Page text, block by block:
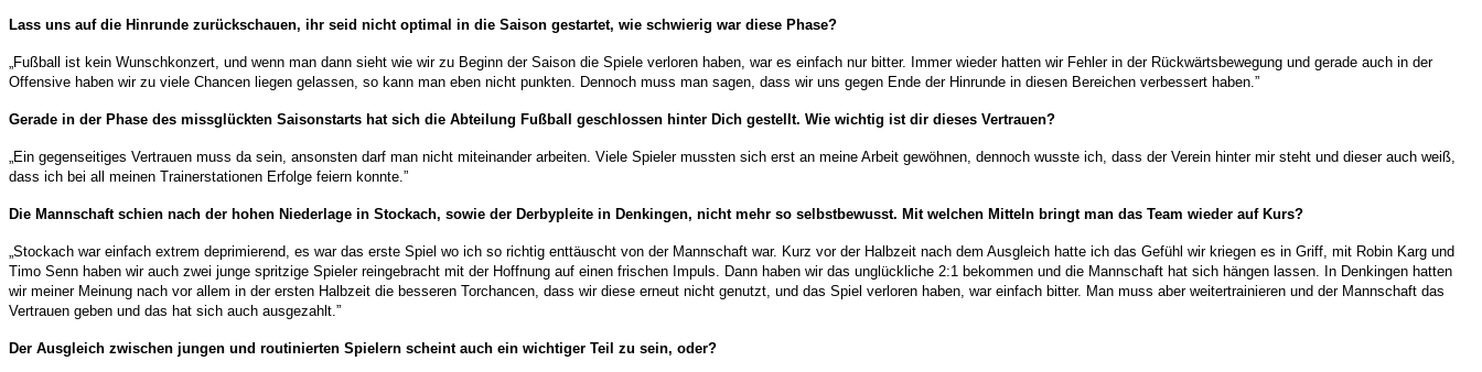
Lass uns auf die Hinrunde zurückschauen, ihr seid nicht optimal in die Saison gestartet, wie schwierig war diese Phase?
„Fußball ist kein Wunschkonzert, und wenn man dann sieht wie wir zu Beginn der Saison die Spiele verloren haben, war es einfach nur bitter. Immer wieder hatten wir Fehler in der Rückwärtsbewegung und gerade auch in der
Offensive haben wir zu viele Chancen liegen gelassen, so kann man eben nicht punkten. Dennoch muss man sagen, dass wir uns gegen Ende der Hinrunde in diesen Bereichen verbessert haben.”
Gerade in der Phase des missglückten Saisonstarts hat sich die Abteilung Fußball geschlossen hinter Dich gestellt. Wie wichtig ist dir dieses Vertrauen?
„Ein gegenseitiges Vertrauen muss da sein, ansonsten darf man nicht miteinander arbeiten. Viele Spieler mussten sich erst an meine Arbeit gewöhnen, dennoch wusste ich, dass der Verein hinter mir steht und dieser auch weiß,
dass ich bei all meinen Trainerstationen Erfolge feiern konnte.”
Die Mannschaft schien nach der hohen Niederlage in Stockach, sowie der Derbypleite in Denkingen, nicht mehr so selbstbewusst. Mit welchen Mitteln bringt man das Team wieder auf Kurs?
„Stockach war einfach extrem deprimierend, es war das erste Spiel wo ich so richtig enttäuscht von der Mannschaft war. Kurz vor der Halbzeit nach dem Ausgleich hatte ich das Gefühl wir kriegen es in Griff, mit Robin Karg und
Timo Senn haben wir auch zwei junge spritzige Spieler reingebracht mit der Hoffnung auf einen frischen Impuls. Dann haben wir das unglückliche 2:1 bekommen und die Mannschaft hat sich hängen lassen. In Denkingen hatten
wir meiner Meinung nach vor allem in der ersten Halbzeit die besseren Torchancen, dass wir diese erneut nicht genutzt, und das Spiel verloren haben, war einfach bitter. Man muss aber weitertrainieren und der Mannschaft das
Vertrauen geben und das hat sich auch ausgezahlt.”
Der Ausgleich zwischen jungen und routinierten Spielern scheint auch ein wichtiger Teil zu sein, oder?